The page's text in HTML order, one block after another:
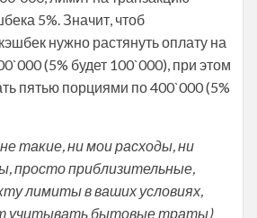
5%. Значит, чтоб
нужно растянуть оплату на
(5% будет 100`000), при этом
пятью порциями по 400`000 (5%
такие, ни мои расходы, ни
просто приблизительные,
лимиты в ваших условиях,
учитывать бытовые траты)